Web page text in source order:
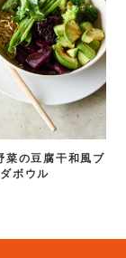
菜の豆腐干和風ブ
ボウル